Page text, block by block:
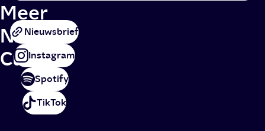
Meer
NPO
Cultuur
Nieuwsbrief
Instagram
Spotify
TikTok